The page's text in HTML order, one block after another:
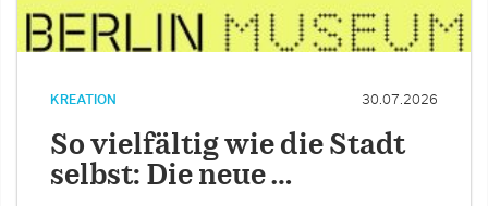
KREATION 30.07.2026
So vielfältig wie die Stadt
selbst: Die neue …